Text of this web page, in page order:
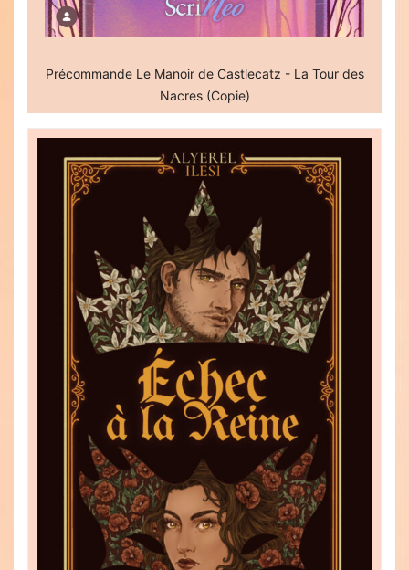
Précommande Le Manoir de Castlecatz - La Tour des
Nacres (Copie)